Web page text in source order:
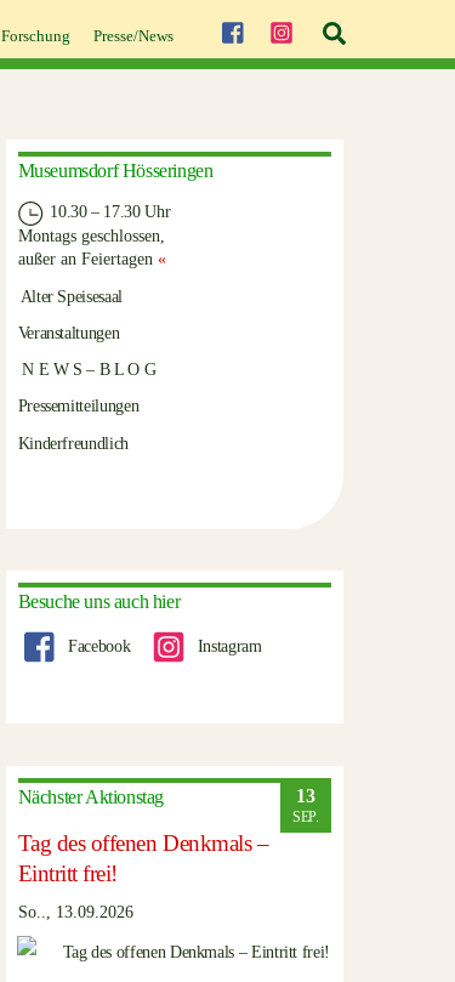
Forschung Presse/News
Museumsdorf Hösseringen
10.30 – 17.30 Uhr
Montags geschlossen,
außer an Feiertagen «
Alter Speisesaal
Veranstaltungen
N E W S – B L O G
Pressemitteilungen
Kinderfreundlich
Besuche uns auch hier
Facebook Instagram
Nächster Aktionstag 13
SEP.
Tag des offenen Denkmals –
Eintritt frei!
So.., 13.09.2026